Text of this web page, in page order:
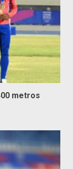
metros